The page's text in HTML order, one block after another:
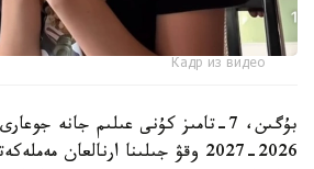
Кадр из видео
بۇگىن، 7-تامىز كۇنى عىلىم جانە
2026-2027 وقۋ جىلىنا ارنالعان